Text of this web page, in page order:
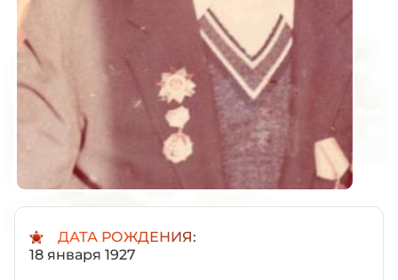
ДАТА РОЖДЕНИЯ:
18 января 1927